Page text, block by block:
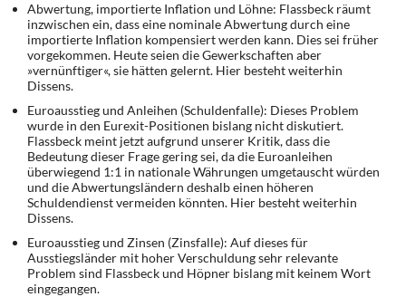
DIE LINKE
Weitere Themen
Memo-Gruppe
Institut Solidarische Moderne
Rosa-Luxemburg-Stiftung
Über mich
Kontakt
Abwertung, importierte Inflation und Löhne: Flassbeck räumt
inzwischen ein, dass eine nominale Abwertung durch eine
importierte Inflation kompensiert werden kann. Dies sei früher
vorgekommen. Heute seien die Gewerkschaften aber
»vernünftiger«, sie hätten gelernt. Hier besteht weiterhin
Dissens.
Euroausstieg und Anleihen (Schuldenfalle): Dieses Problem
wurde in den Eurexit-Positionen bislang nicht diskutiert.
Flassbeck meint jetzt aufgrund unserer Kritik, dass die
Bedeutung dieser Frage gering sei, da die Euroanleihen
überwiegend 1:1 in nationale Währungen umgetauscht würden
und die Abwertungsländern deshalb einen höheren
Schuldendienst vermeiden könnten. Hier besteht weiterhin
Dissens.
Euroausstieg und Zinsen (Zinsfalle): Auf dieses für
Ausstiegsländer mit hoher Verschuldung sehr relevante
Problem sind Flassbeck und Höpner bislang mit keinem Wort
eingegangen.